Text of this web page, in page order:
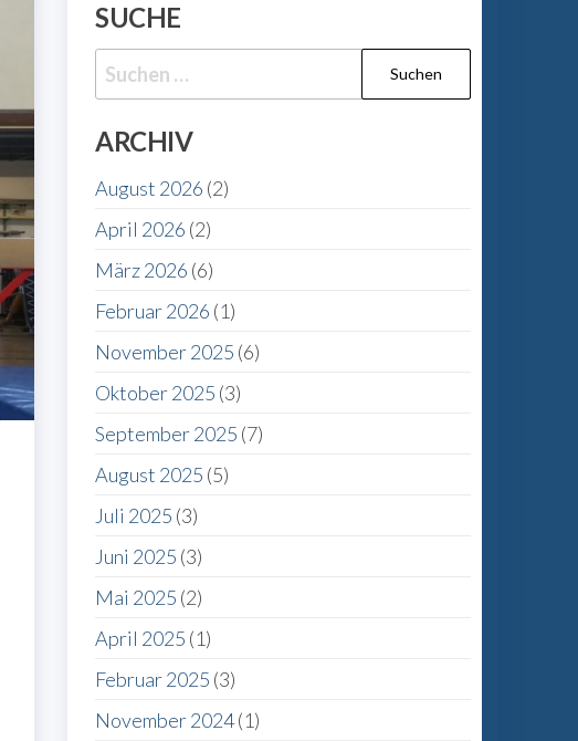
SUCHE
Suche
nach:
ARCHIV
August 2026 (2)
April 2026 (2)
März 2026 (6)
Februar 2026 (1)
November 2025 (6)
Oktober 2025 (3)
September 2025 (7)
August 2025 (5)
Juli 2025 (3)
Juni 2025 (3)
Mai 2025 (2)
April 2025 (1)
Februar 2025 (3)
November 2024(1)